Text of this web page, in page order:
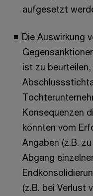
aufgesetzt
Die Auswirkung
ist zu
Konsequenzen
könnten vom
Angaben (z.B.
Abgang
(z.B. bei Verlust